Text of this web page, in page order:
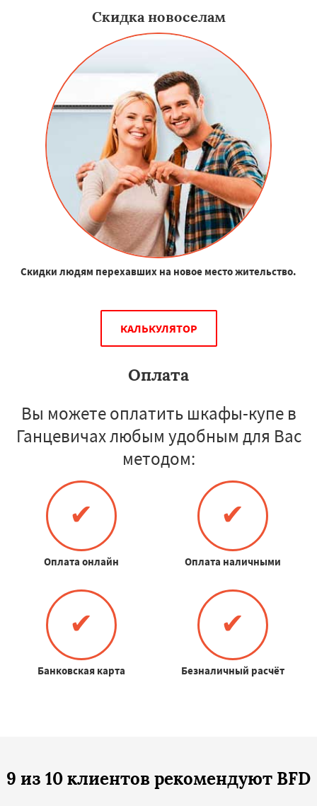
Скидка новоселам
Скидки людям перехавших на новое место жительство.
КАЛЬКУЛЯТОР
Оплата
Вы можете оплатить шкафы-купе в
Ганцевичах любым удобным для Вас
методом:
✔
Оплата онлайн
✔
Оплата наличными
✔
Банковская карта
✔
Безналичный расчёт
9 из 10 клиентов рекомендуют BFD